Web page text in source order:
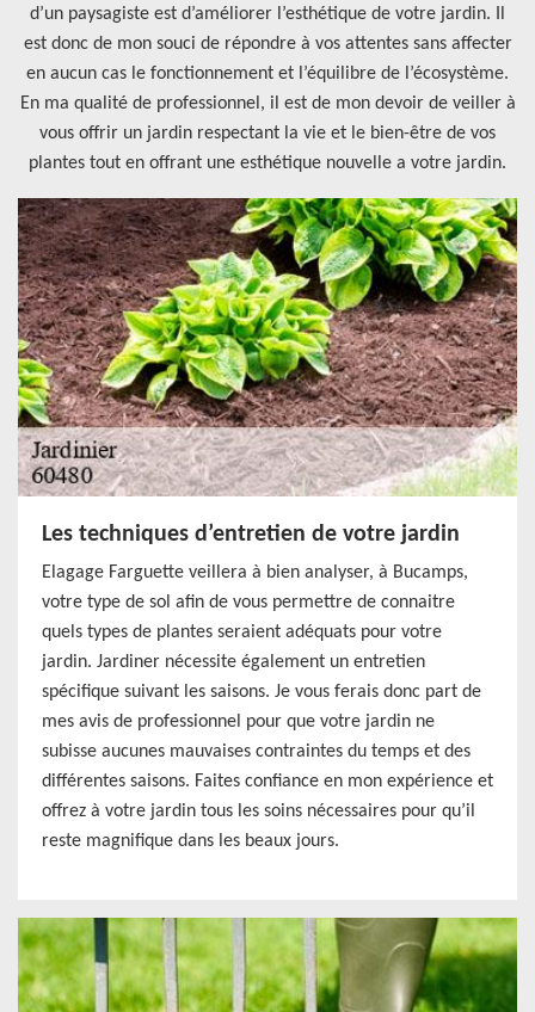
d’un paysagiste est d’améliorer l’esthétique de votre jardin. Il
est donc de mon souci de répondre à vos attentes sans affecter
en aucun cas le fonctionnement et l’équilibre de l’écosystème.
En ma qualité de professionnel, il est de mon devoir de veiller à
vous offrir un jardin respectant la vie et le bien-être de vos
plantes tout en offrant une esthétique nouvelle a votre jardin.
Les techniques d’entretien de votre jardin
Elagage Farguette veillera à bien analyser, à Bucamps,
votre type de sol afin de vous permettre de connaitre
quels types de plantes seraient adéquats pour votre
jardin. Jardiner nécessite également un entretien
spécifique suivant les saisons. Je vous ferais donc part de
mes avis de professionnel pour que votre jardin ne
subisse aucunes mauvaises contraintes du temps et des
différentes saisons. Faites confiance en mon expérience et
offrez à votre jardin tous les soins nécessaires pour qu’il
reste magnifique dans les beaux jours.